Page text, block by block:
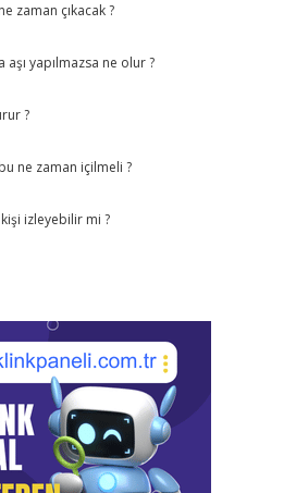
zaman çıkacak ?
aşı yapılmazsa ne olur ?
?
ne zaman içilmeli ?
izleyebilir mi ?